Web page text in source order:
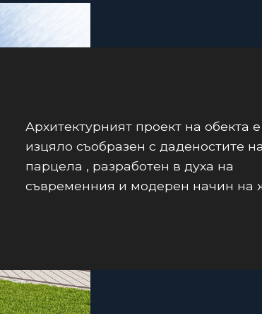
Архитектурният проект на обекта е
изцяло съобразен с даденостите на
парцела , разработен в духа на
съвременния и модерен начин на